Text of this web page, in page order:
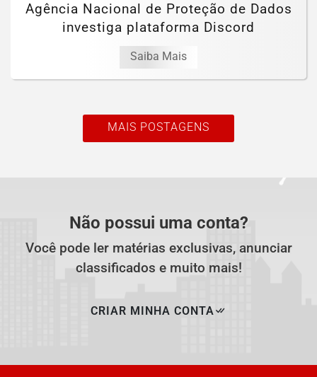
Agência Nacional de Proteção de Dados
investiga plataforma Discord
Saiba Mais
MAIS POSTAGENS
Não possui uma conta?
Você pode ler matérias exclusivas, anunciar
classificados e muito mais!
CRIAR MINHA CONTA